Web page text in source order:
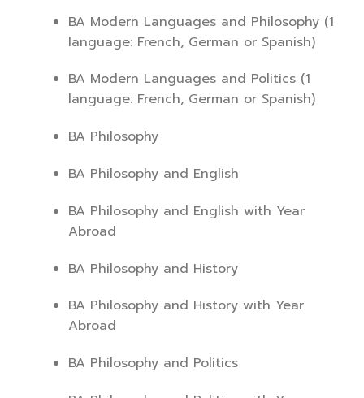
BA Modern Languages and Philosophy (1
language: French, German or Spanish)
BA Modern Languages and Politics (1
language: French, German or Spanish)
BA Philosophy
BA Philosophy and English
BA Philosophy and English with Year
Abroad
BA Philosophy and History
BA Philosophy and History with Year
Abroad
BA Philosophy and Politics